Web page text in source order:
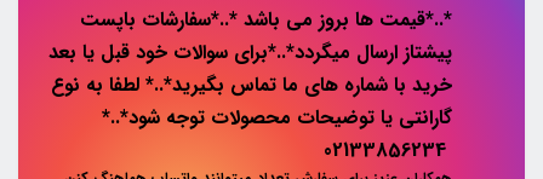
*..*قیمت ها بروز می باشد *..*سفارشات باپست
پیشتاز ارسال میگردد*..*برای سوالات خود قبل یا بعد
خرید با شماره های ما تماس بگیرید*..* لطفا به نوع
گارانتی یا توضیحات محصولات توجه شود*..*